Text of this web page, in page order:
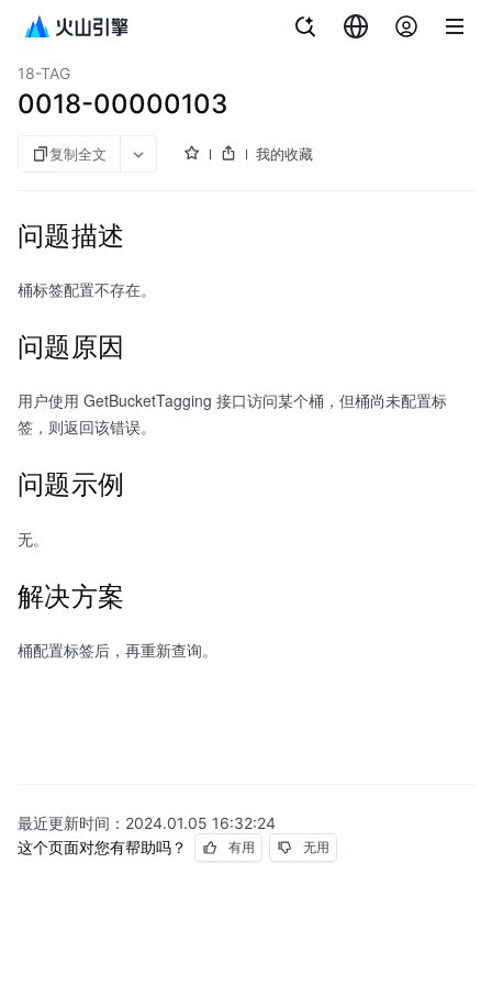
对象存储
18-TAG
0018-00000103
复制全文 我的收藏
问题描述
桶标签配置不存在。
问题原因
用户使用 GetBucketTagging 接口访问某个桶，但桶尚未配置标
签，则返回该错误。
问题示例
无。
解决方案
桶配置标签后，再重新查询。
最近更新时间： 2024.01.05 16:32:24
这个页面对您有帮助吗？
有用 无用